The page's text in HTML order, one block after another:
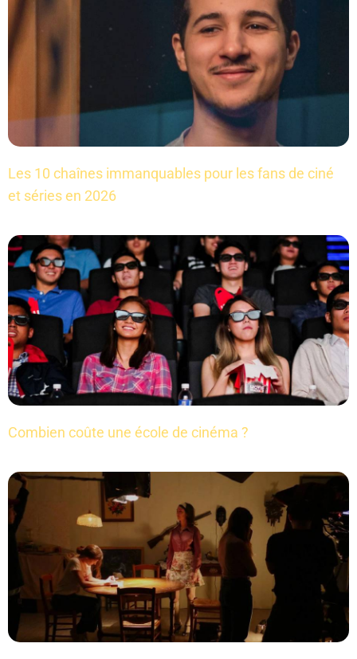
Les 10 chaînes immanquables pour les fans de ciné
et séries en 2026
Combien coûte une école de cinéma ?